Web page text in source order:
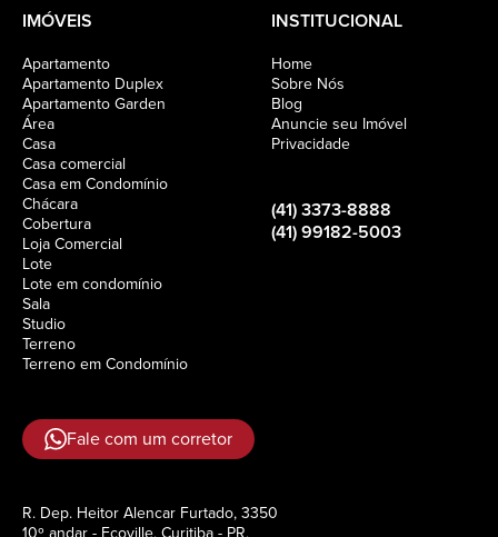
IMÓVEIS
Apartamento
Apartamento Duplex
Apartamento Garden
Área
Casa
Casa comercial
Casa em Condomínio
Chácara
Cobertura
Loja Comercial
Lote
Lote em condomínio
Sala
Studio
Terreno
Terreno em Condomínio
INSTITUCIONAL
Home
Sobre Nós
Blog
Anuncie seu Imóvel
Privacidade
(41) 3373-8888
(41) 99182-5003
Fale com um corretor
R. Dep. Heitor Alencar Furtado, 3350